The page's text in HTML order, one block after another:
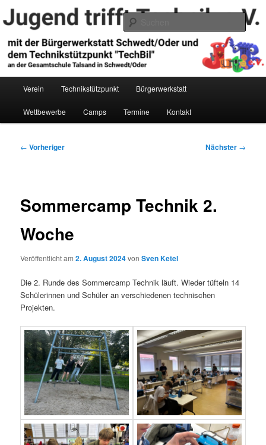
Zum
primären
springenJugend trifft Technik e.V.
Verein Technikstützpunkt Bürgerwerkstatt
Wettbewerbe Camps Termine Kontakt
Beitragsnavigation
← Vorheriger Nächster →
Sommercamp Technik 2.
Woche
Veröffentlicht am2. August 2024vonSven Ketel
Die 2. Runde des Sommercamp Technik läuft. Wieder tüfteln 14
Schülerinnen und Schüler an verschiedenen technischen
Projekten.